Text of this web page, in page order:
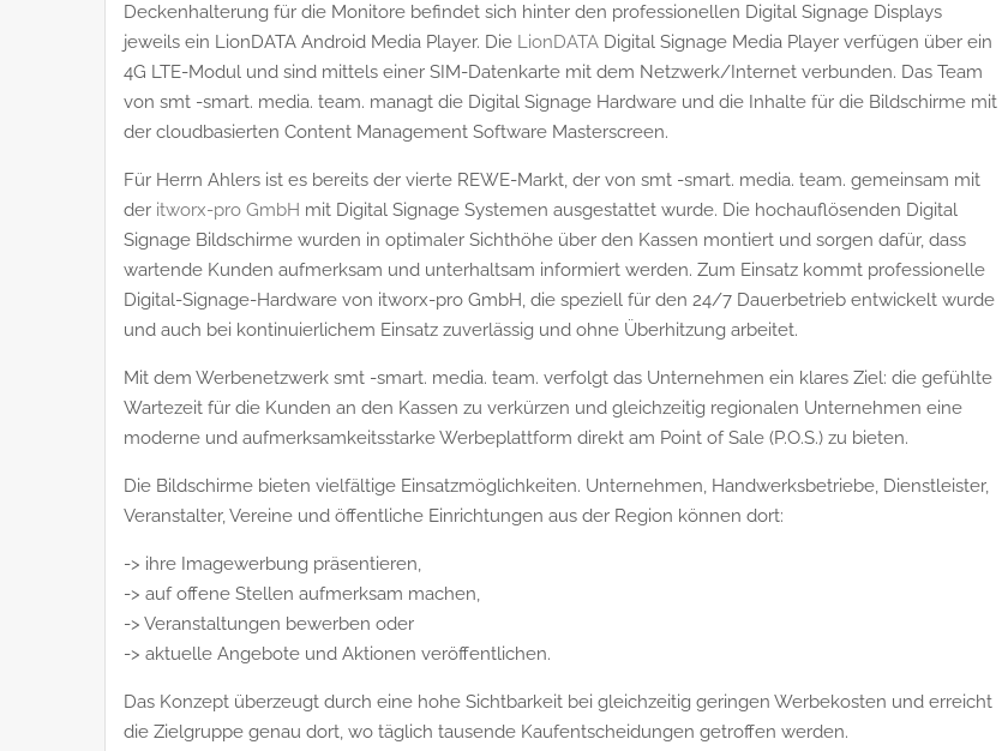
Deckenhalterung für die Monitore befindet sich hinter den professionellen Digital Signage Displays
jeweils ein LionDATA Android Media Player. Die LionDATA Digital Signage Media Player verfügen über ein
4G LTE-Modul und sind mittels einer SIM-Datenkarte mit dem Netzwerk/Internet verbunden. Das Team
von smt -smart. media. team. managt die Digital Signage Hardware und die Inhalte für die Bildschirme mit
der cloudbasierten Content Management Software Masterscreen.
Für Herrn Ahlers ist es bereits der vierte REWE-Markt, der von smt -smart. media. team. gemeinsam mit
der itworx-pro GmbH mit Digital Signage Systemen ausgestattet wurde. Die hochauflösenden Digital
Signage Bildschirme wurden in optimaler Sichthöhe über den Kassen montiert und sorgen dafür, dass
wartende Kunden aufmerksam und unterhaltsam informiert werden. Zum Einsatz kommt professionelle
Digital-Signage-Hardware von itworx-pro GmbH, die speziell für den 24/7 Dauerbetrieb entwickelt wurde
und auch bei kontinuierlichem Einsatz zuverlässig und ohne Überhitzung arbeitet.
Mit dem Werbenetzwerk smt -smart. media. team. verfolgt das Unternehmen ein klares Ziel: die gefühlte
Wartezeit für die Kunden an den Kassen zu verkürzen und gleichzeitig regionalen Unternehmen eine
moderne und aufmerksamkeitsstarke Werbeplattform direkt am Point of Sale (P.O.S.) zu bieten.
Die Bildschirme bieten vielfältige Einsatzmöglichkeiten. Unternehmen, Handwerksbetriebe, Dienstleister,
Veranstalter, Vereine und öffentliche Einrichtungen aus der Region können dort:
-> ihre Imagewerbung präsentieren,
-> auf offene Stellen aufmerksam machen,
-> Veranstaltungen bewerben oder
-> aktuelle Angebote und Aktionen veröffentlichen.
Das Konzept überzeugt durch eine hohe Sichtbarkeit bei gleichzeitig geringen Werbekosten und erreicht
die Zielgruppe genau dort, wo täglich tausende Kaufentscheidungen getroffen werden.